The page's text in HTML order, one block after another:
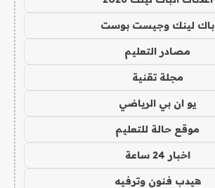
باك لينك وجيست بوست
مصادر التعليم
مجلة تقنية
يو ان بي الرياضي
موقع حالة للتعليم
اخبار 24 ساعة
هيدب فنون وترفيه